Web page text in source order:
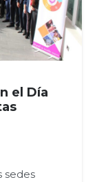
el Día
sedes